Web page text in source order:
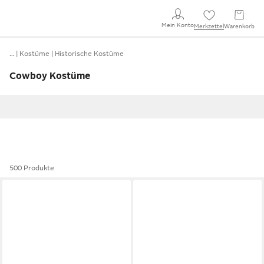
Mein KontoMerkzettel Warenkorb
… Kostüme Historische Kostüme
Cowboy Kostüme
500 Produkte